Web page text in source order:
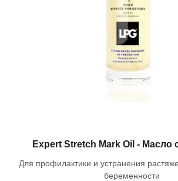
Expert Stretch Mark Oil - Масло
Для профилактики и устранения
беременности